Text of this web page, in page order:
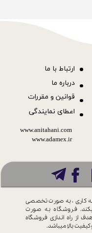
قوانین و مقررات
ارتباط با ما
درباره ما
اعطای نمایندگی
www.anitahani.com
www.ada​​​​​​​mex.ir
کاری ، به صورت تخصصی
فروشگاه به صورت
از راه اندازی فروشگاه
بالا میباشد.